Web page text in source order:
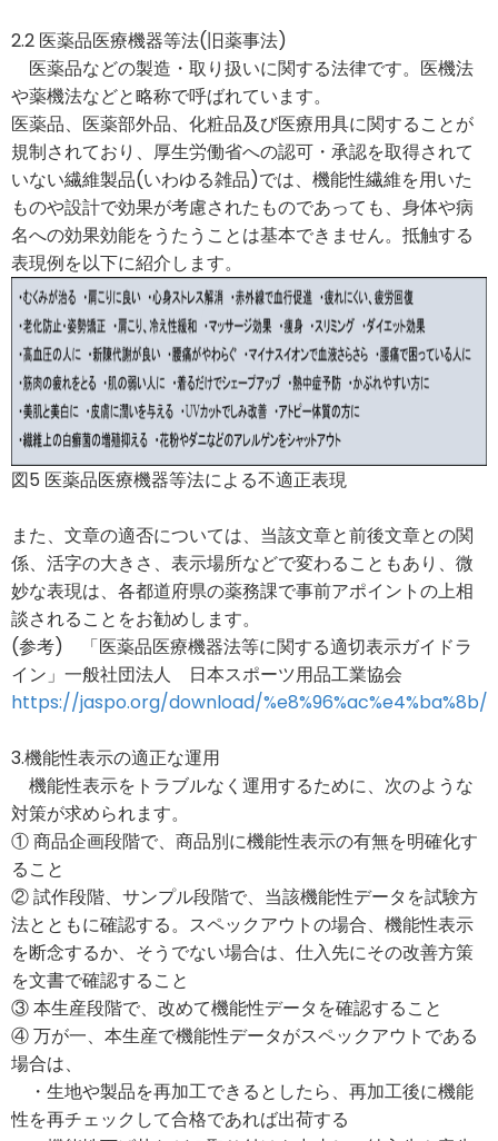
2.2 医薬品医療機器等法(旧薬事法)
医薬品などの製造・取り扱いに関する法律です。医機法
や薬機法などと略称で呼ばれています。
医薬品、医薬部外品、化粧品及び医療用具に関することが
規制されており、厚生労働省への認可・承認を取得されて
いない繊維製品(いわゆる雑品)では、機能性繊維を用いた
ものや設計で効果が考慮されたものであっても、身体や病
名への効果効能をうたうことは基本できません。抵触する
表現例を以下に紹介します。
図5 医薬品医療機器等法による不適正表現
また、文章の適否については、当該文章と前後文章との関
係、活字の大きさ、表示場所などで変わることもあり、微
妙な表現は、各都道府県の薬務課で事前アポイントの上相
談されることをお勧めします。
(参考) 「医薬品医療機器法等に関する適切表示ガイドラ
イン」一般社団法人 日本スポーツ用品工業協会
https://jaspo.org/download/%e8%96%ac%e4%ba%8b/
3.機能性表示の適正な運用
機能性表示をトラブルなく運用するために、次のような
対策が求められます。
① 商品企画段階で、商品別に機能性表示の有無を明確化す
ること
② 試作段階、サンプル段階で、当該機能性データを試験方
法とともに確認する。スペックアウトの場合、機能性表示
を断念するか、そうでない場合は、仕入先にその改善方策
を文書で確認すること
③ 本生産段階で、改めて機能性データを確認すること
④ 万が一、本生産で機能性データがスペックアウトである
場合は、
・生地や製品を再加工できるとしたら、再加工後に機能
性を再チェックして合格であれば出荷する